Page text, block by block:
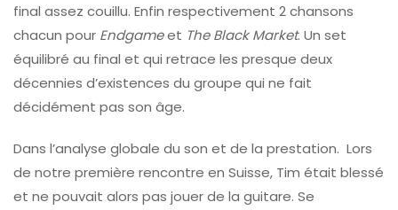
final assez couillu. Enfin respectivement 2 chansons
chacun pour Endgameet The Black Market. Un set
équilibré au final et qui retrace les presque deux
décennies d’existences du groupe qui ne fait
décidément pas son âge.
Dans l’analyse globale du son et de la prestation. Lors
de notre première rencontre en Suisse, Tim était blessé
et ne pouvait alors pas jouer de la guitare. Se